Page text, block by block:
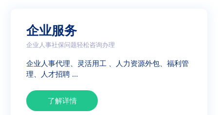
企业服务
企业人事社保问题轻松咨询办理
企业人事代理、灵活用工 、人力资源外包、福利管
理、人才招聘 …
了解详情